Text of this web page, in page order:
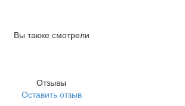
Вы также смотрели
Отзывы
Оставить отзыв